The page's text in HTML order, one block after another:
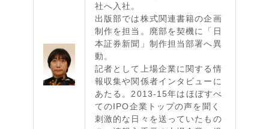
社へ入社。
出版部では株式関連書籍の企画
制作を担当。廃部を契機に「日
本証券新聞」制作担当部署へ異
動。
記者として上場企業に関する情
報収集や関係者インタビューに
あたる。2013-15年はほぼすべ
てのIPO企業トップの声を聞く
刺激的な日々を送っていたもの